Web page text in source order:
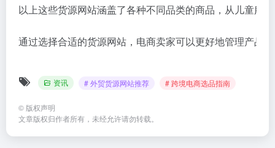
以上这些货源网站涵盖了各种不同品类的商品，从儿童服
通过选择合适的货源网站，电商卖家可以更好地管理产品
资讯 # 外贸货源网站推荐 # 跨境电商选品指南
© 版权声明
文章版权归作者所有，未经允许请勿转载。